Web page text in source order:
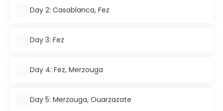
Day 2: Casablanca, Fez
Day 3: Fez
Day 4: Fez, Merzouga
Day 5: Merzouga, Ouarzazate